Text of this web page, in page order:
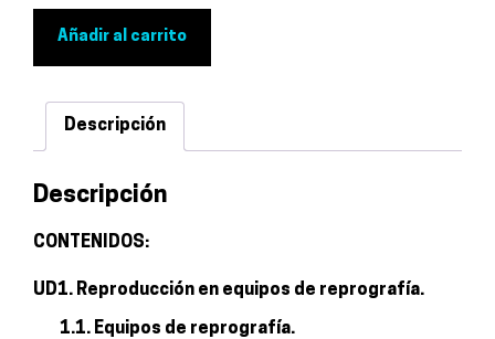
convencional
o
cantidad
Añadir al carrito
Descripción
Descripción
CONTENIDOS:
UD1. Reproducción en equipos de reprografía.
1.1. Equipos de reprografía.